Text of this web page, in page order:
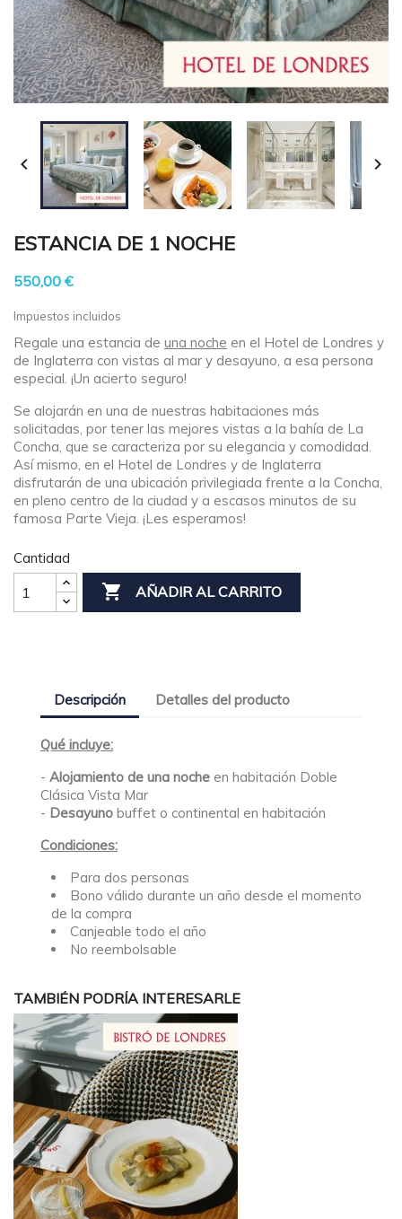
 
ESTANCIA DE 1 NOCHE
550,00 €
Impuestos incluidos
Regale una estancia de una noche en el Hotel de Londres y
de Inglaterra con vistas al mar y desayuno, a esa persona
especial. ¡Un acierto seguro!
Se alojarán en una de nuestras habitaciones más
solicitadas, por tener las mejores vistas a la bahía de La
Concha, que se caracteriza por su elegancia y comodidad.
Así mismo, en el Hotel de Londres y de Inglaterra
disfrutarán de una ubicación privilegiada frente a la Concha,
en pleno centro de la ciudad y a escasos minutos de su
famosa Parte Vieja. ¡Les esperamos!
Cantidad
 AÑADIR AL CARRITO
Descripción Detalles del producto
Qué incluye:
- Alojamiento de una noche en habitación Doble
Clásica Vista Mar
- Desayuno buffet o continental en habitación
Condiciones:
Para dos personas
Bono válido durante un año desde el momento
de la compra
Canjeable todo el año
No reembolsable
TAMBIÉN PODRÍA INTERESARLE